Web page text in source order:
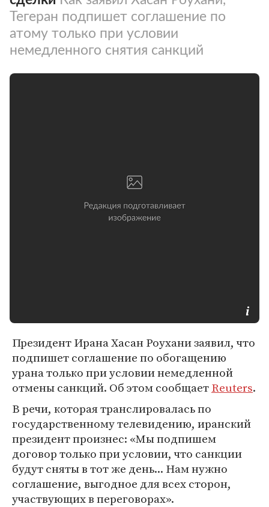
Тегеран подпишет соглашение по
атому только при условии
немедленного снятия санкций
Президент Ирана Хасан Роухани заявил, что
подпишет соглашение по обогащению
урана только при условии немедленной
отмены санкций. Об этом сообщаетReuters.
В речи, которая транслировалась по
государственному телевидению, иранский
президент произнес: «Мы подпишем
договор только при условии, что санкции
будут сняты в тот же день... Нам нужно
соглашение, выгодное для всех сторон,
участвующих в переговорах».